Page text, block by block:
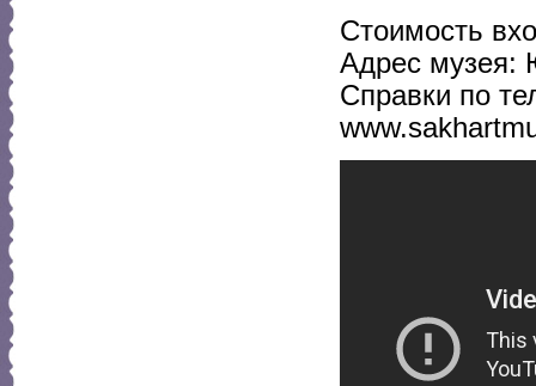
Стоимость
Адрес музея:
Справки по